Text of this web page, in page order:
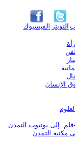
الفيسبوك التويتر
الإنسان
فلم إلى يوتيوب التمدن
مكتبة التمدن